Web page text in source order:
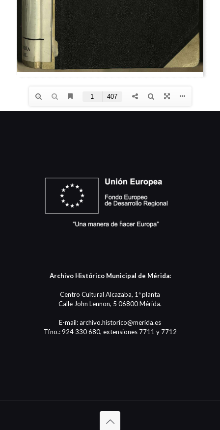
Archivo Histórico Municipal de Mérida:
Centro Cultural Alcazaba, 1ª planta
Calle John Lennon, 5 06800 Mérida.
E-mail: archivo.historico@merida.es
Tfno.: 924 330 680, extensiones 7711 y 7712